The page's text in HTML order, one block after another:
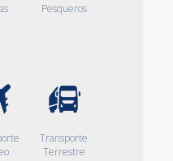
Pesqueros
Transporte
Terrestre